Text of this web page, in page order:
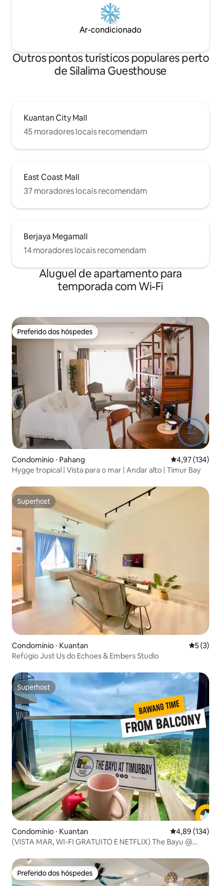
Ar-condicionado
Outros pontos turísticos populares perto
de Silalima Guesthouse
Kuantan City Mall
45 moradores locais recomendam
East Coast Mall
37 moradores locais recomendam
Berjaya Megamall
14 moradores locais recomendam
Aluguel de apartamento para
temporada com Wi-Fi
Preferido dos hóspedes
Preferido dos hóspedes
Condomínio ⋅ Pahang 4,97 de uma
4,97 (134)
Hygge tropical | Vista para o mar | Andar alto | Timur Bay
Superhost
Superhost
Condomínio ⋅ Kuantan 5 de
5 (3)
Refúgio Just Us do Echoes & Embers Studio
Superhost
Superhost
Condomínio ⋅ Kuantan 4,89 de uma
4,89 (134)
(VISTA MAR, WI-FI GRATUITO E NETFLIX) The Bayu @
Preferido dos hóspedes
Preferido dos hóspedes